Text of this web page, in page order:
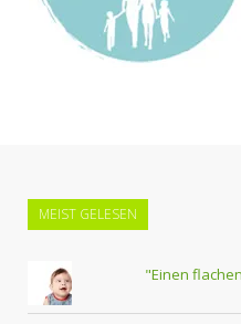
MEIST GELESEN
"Einen